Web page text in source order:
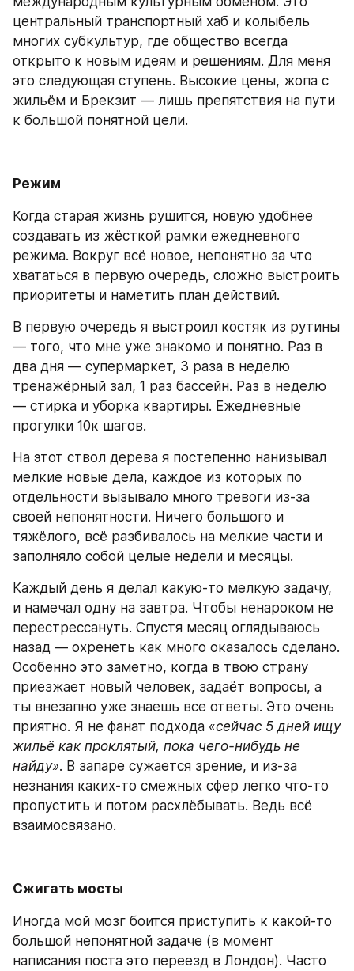
центральный транспортный хаб и колыбель
многих субкультур, где общество всегда
открыто к новым идеям и решениям. Для меня
это следующая ступень. Высокие цены, жопа с
жильём и Брекзит — лишь препятствия на пути
к большой понятной цели.
Режим
Когда старая жизнь рушится, новую удобнее
создавать из жёсткой рамки ежедневного
режима. Вокруг всё новое, непонятно за что
хвататься в первую очередь, сложно выстроить
приоритеты и наметить план действий.
В первую очередь я выстроил костяк из рутины
— того, что мне уже знакомо и понятно. Раз в
два дня — супермаркет, 3 раза в неделю
тренажёрный зал, 1 раз бассейн. Раз в неделю
— стирка и уборка квартиры. Ежедневные
прогулки 10к шагов.
На этот ствол дерева я постепенно нанизывал
мелкие новые дела, каждое из которых по
отдельности вызывало много тревоги из-за
своей непонятности. Ничего большого и
тяжёлого, всё разбивалось на мелкие части и
заполняло собой целые недели и месяцы.
Каждый день я делал какую-то мелкую задачу,
и намечал одну на завтра. Чтобы ненароком не
перестрессануть. Спустя месяц оглядываюсь
назад — охренеть как много оказалось сделано.
Особенно это заметно, когда в твою страну
приезжает новый человек, задаёт вопросы, а
ты внезапно уже знаешь все ответы. Это очень
приятно. Я не фанат подхода «сейчас 5 дней ищу
жильё как проклятый, пока чего-нибудь не
найду». В запаре сужается зрение, и из-за
незнания каких-то смежных сфер легко что-то
пропустить и потом расхлёбывать. Ведь всё
взаимосвязано.
Сжигать мосты
Иногда мой мозг боится приступить к какой-то
большой непонятной задаче (в момент
написания поста это переезд в Лондон). Часто